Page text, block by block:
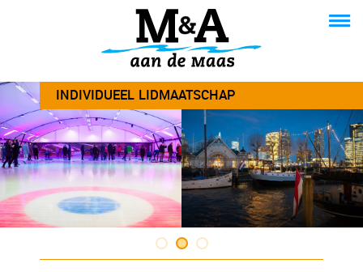
INDIVIDUEEL LIDMAATSCHAP
Voor slechts €
jaar.